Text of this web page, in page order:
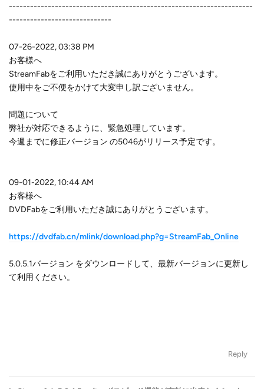
---------------------------------------------------------------------
-----------------------------
07-26-2022, 03:38 PM
お客様へ
StreamFabをご利用いただき誠にありがとうございます。
使用中をご不便をかけて大変申し訳ございません。
問題について
弊社が対応できるように、緊急処理しています。
今週までに修正バージョン の5046がリリース予定です。
09-01-2022, 10:44 AM
お客様へ
DVDFabをご利用いただき誠にありがとうございます。
https://dvdfab.cn/mlink/download.php?g=StreamFab_Online
5.0.5.1バージョン をダウンロードして、最新バージョンに更新し
て利用ください。
Reply